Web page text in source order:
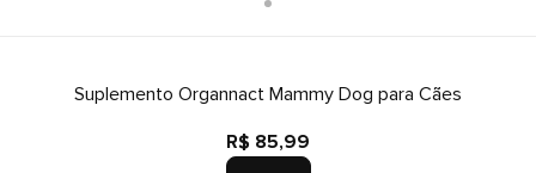
Suplemento Organnact Mammy Dog para Cães
R$ 85,99